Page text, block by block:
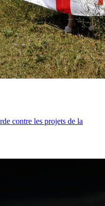
contre les projets de la